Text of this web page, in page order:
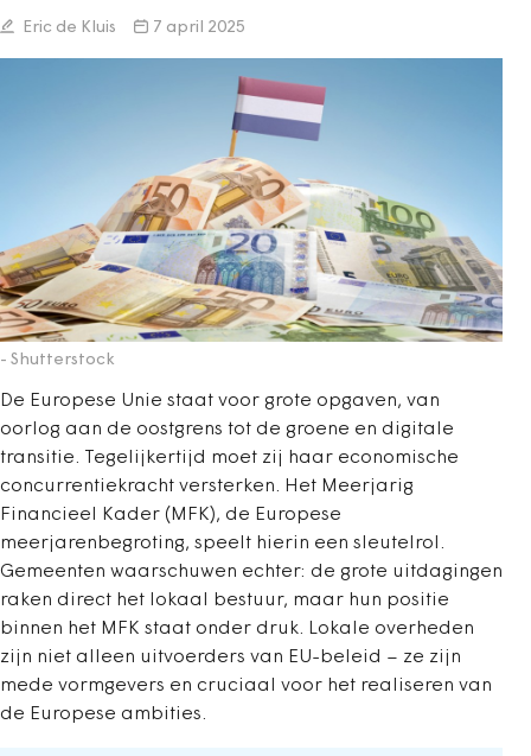
Eric de Kluis 7 april 2025
- Shutterstock
De Europese Unie staat voor grote opgaven, van
oorlog aan de oostgrens tot de groene en digitale
transitie. Tegelijkertijd moet zij haar economische
concurrentiekracht versterken. Het Meerjarig
Financieel Kader (MFK), de Europese
meerjarenbegroting, speelt hierin een sleutelrol.
Gemeenten waarschuwen echter: de grote uitdagingen
raken direct het lokaal bestuur, maar hun positie
binnen het MFK staat onder druk. Lokale overheden
zijn niet alleen uitvoerders van EU-beleid – ze zijn
mede vormgevers en cruciaal voor het realiseren van
de Europese ambities.